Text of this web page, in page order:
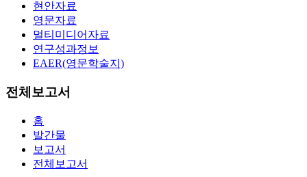
현안자료
영문자료
멀티미디어자료
연구성과정보
EAER(영문학술지)
전체보고서
홈
발간물
보고서
전체보고서